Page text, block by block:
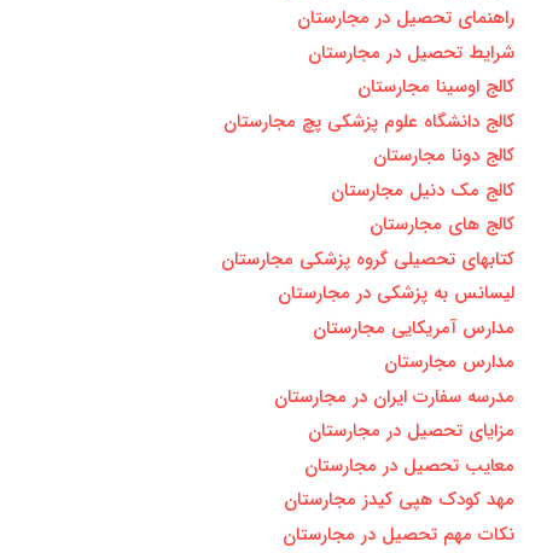
راهنمای تحصیل در مجارستان
شرایط تحصیل در مجارستان
کالج اوسینا مجارستان
کالج دانشگاه علوم پزشکی پچ مجارستان
کالج دونا مجارستان
کالج مک دنیل مجارستان
کالج های مجارستان
کتابهای تحصیلی گروه پزشکی مجارستان
لیسانس به پزشکی در مجارستان
مدارس آمریکایی مجارستان
مدارس مجارستان
مدرسه سفارت ایران در مجارستان
مزایای تحصیل در مجارستان
معایب تحصیل در مجارستان
مهد کودک هپی کیدز مجارستان
نکات مهم تحصیل در مجارستان